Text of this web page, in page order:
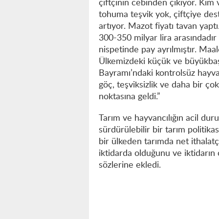
çiftçinin cebinden çıkıyor.
tohuma teşvik yok, çiftçiye
artıyor. Mazot fiyatı tavan
300-350 milyar lira
nispetinde pay ayrılmıştır.
Ülkemizdeki küçük ve
Bayramı’ndaki kontrolsüz
göç, teşviksizlik ve daha bir
noktasına geldi.”
Tarım ve hayvancılığın acil
sürdürülebilir bir tarım
bir ülkeden tarımda net
iktidarda olduğunu ve iktidarın
sözlerine ekledi.